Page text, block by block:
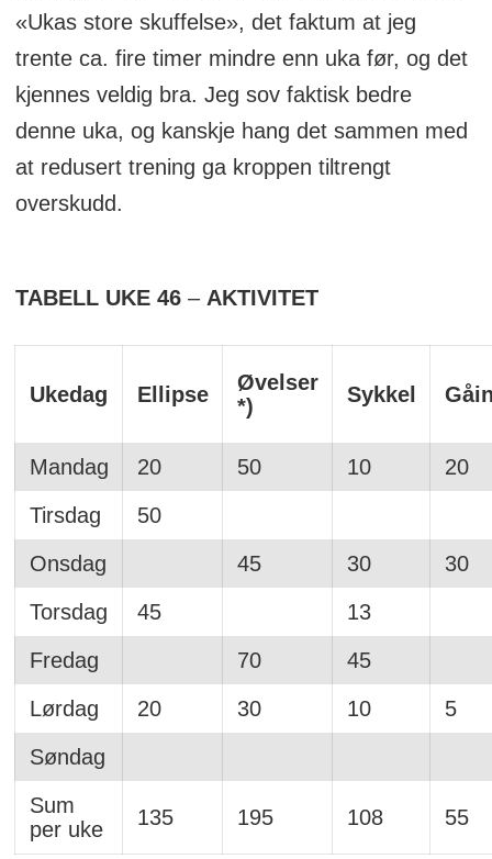
«Ukas store skuffelse», det faktum at jeg
trente ca. fire timer mindre enn uka før, og det
kjennes veldig bra. Jeg sov faktisk bedre
denne uka, og kanskje hang det sammen med
at redusert trening ga kroppen tiltrengt
overskudd.
TABELL UKE 46– AKTIVITET
Ukedag Ellipse
Øvelser
*)
Sykkel
Mandag 20 50 10
20
Tirsdag
50
Onsdag
45 30
30
Torsdag
45
13
Fredag
70
45
Lørdag
20 30 10
5
Søndag
Sum
per uke
135 195 108 55